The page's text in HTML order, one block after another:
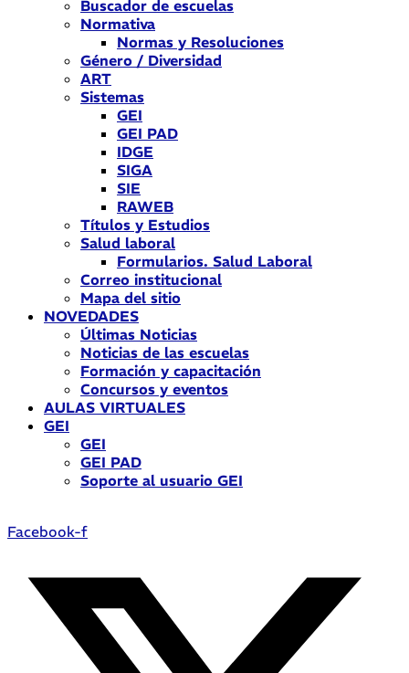
Buscador de escuelas
Normativa
Normas y Resoluciones
Género / Diversidad
ART
Sistemas
GEI
GEI PAD
IDGE
SIGA
SIE
RAWEB
Títulos y Estudios
Salud laboral
Formularios. Salud Laboral
Correo institucional
Mapa del sitio
NOVEDADES
Últimas Noticias
Noticias de las escuelas
Formación y capacitación
Concursos y eventos
AULAS VIRTUALES
GEI
GEI
GEI PAD
Soporte al usuario GEI
Facebook-f